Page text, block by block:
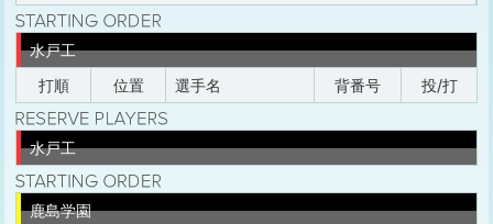
水戸工
打順
位置 選手名 背番号 投/打
水戸工
鹿島学園